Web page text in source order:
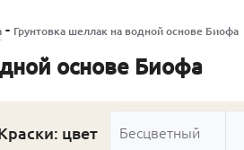
- Грунтовка шеллак на водной основе Биофа
основе Биофа
цвет Бесцветный